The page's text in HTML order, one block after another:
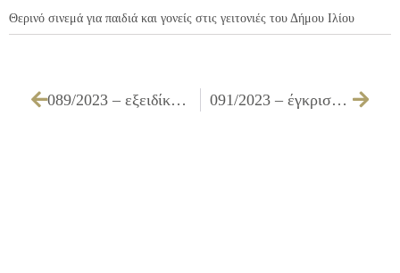
Θερινό σινεμά για παιδιά και γονείς στις γειτονιές του Δήμου Ιλίου
089/2023 – εξειδίκευση πίστωσης ποσού του Κ.Α. 00.6495.0001 091/2023 – έγκριση τεχνικών προδιαγραφών, καθορισμός όρων διακήρυξης και τρόπου εκτέλεσης, που αφορούν στον ανοιχτό ηλεκτρονικό διαγωνισμό κάτω των ορίων με κριτήριο κατακύρωσης την πλέον συμφέρουσα από οικονομική άποψη προσφορά αποκλειστικά βάσει τιμής, για την «Προμήθεια δένδρων – θάμνων – έτοιμου χλοοτάπητα – σπόρου χλοοτάπητα και εποχιακών φυτών»